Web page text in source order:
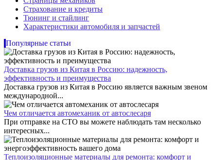
Страхование и кредиты
Тюнинг и стайлинг
Характеристики автомобиля и запчастей
Популярные статьи
Доставка грузов из Китая в Россию: надежность,
эффективность и преимущества
Доставка грузов из Китая в Россию является важным звеном
международной...
Чем отличается автомеханик от автослесаря
При отправке на СТО вы можете наблюдать там несколько
интересных...
Теплоизоляционные материалы для ремонта: комфорт и